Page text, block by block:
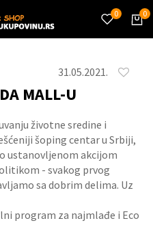
0
0
31.05.2021.
MALL-U
životne sredine i
šoping centar u Srbiji,
ustanovljenom akcijom
- svakog prvog
sa dobrim delima. Uz
program za najmlađe i Eco